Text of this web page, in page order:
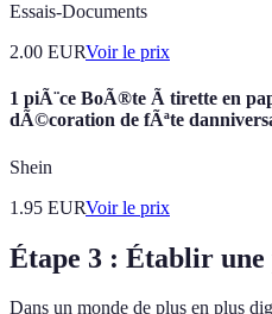
Essais-Documents
2.00 EURVoir le prix
1 piÃ¨ce BoÃ®te Ã tirette en
dÃ©coration de fÃªte
Shein
1.95 EURVoir le prix
Étape 3 : Établir une
Dans un monde de plus en plus